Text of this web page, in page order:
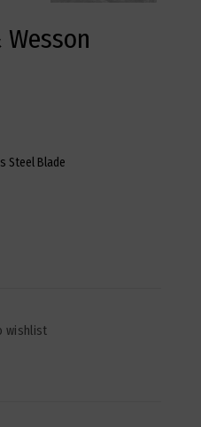
Wesson
Steel Blade
wishlist